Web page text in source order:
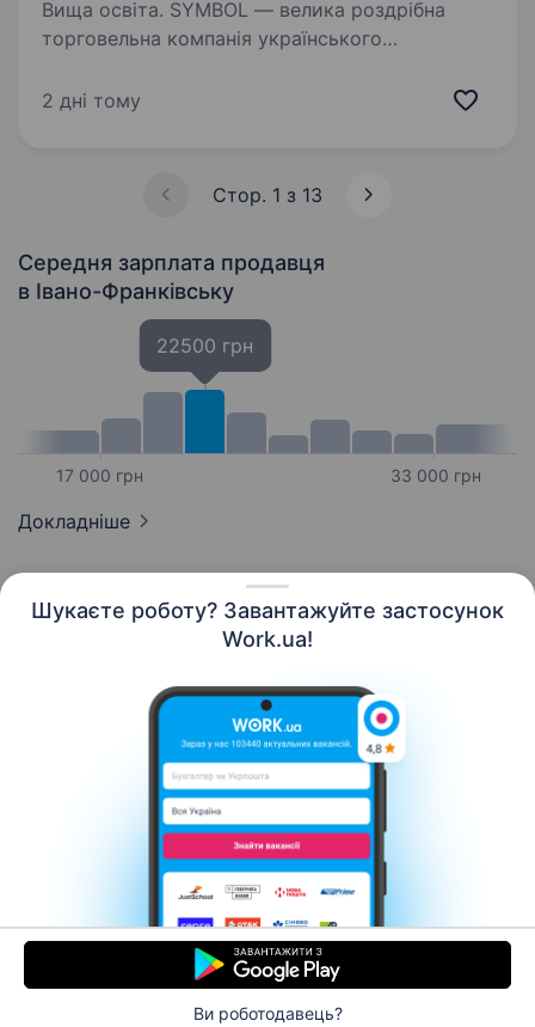
Шукаєте роботу? Завантажуйте застосунок
Work.ua!
Ви роботодавець?
Вища освіта. SYMBOL — велика роздрібна
торговельна компанія українського
на ринку України магазини одягу, взуття
2 дні тому
Стор. 1 з 13
Середня зарплата продавця
в Івано-Франківську
17 000 грн
22500 грн
33 000 грн
Докладніше
Контакти Про нас
Кар’єра
Допомога Умови використання